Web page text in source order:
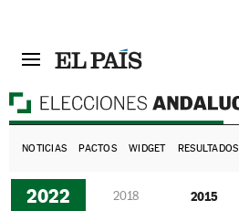
NOTICIAS PACTOS WIDGET RESULTADOS
2022 2018 2015